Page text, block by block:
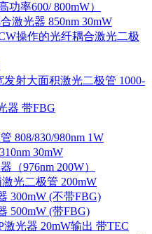
功率600/ 800mW）
激光器 850nm 30mW
操作的光纤耦合激光二极
发射大面积激光二极管 1000-
器 带FBG
808/830/980nm 1W
30mW
（976nm 200W）
光二极管 200mW
300mW (不带FBG)
500mW (带FBG)
激光器 20mW输出 带TEC